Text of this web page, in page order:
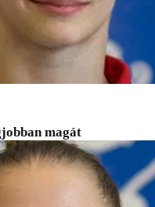
magát